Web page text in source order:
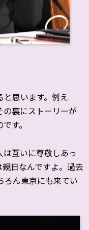
思います。例え
の裏にストーリーが
す。
互いに尊敬しあっ
日なんですよ。過去
ん東京にも来てい